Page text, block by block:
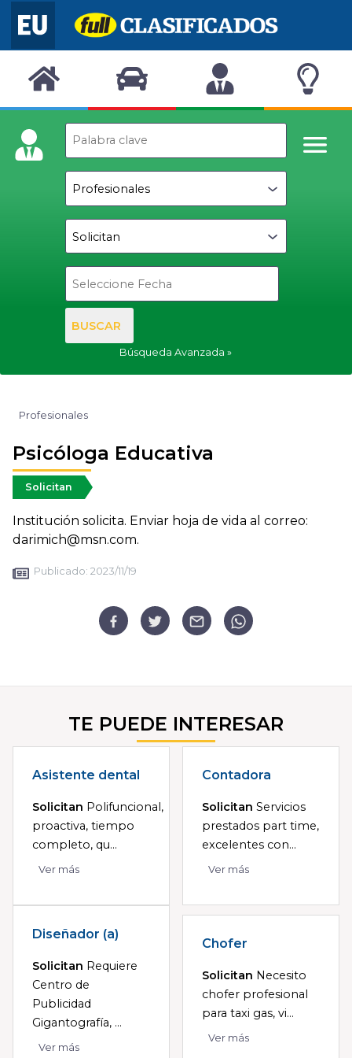
BUSCAR
Búsqueda Avanzada
Profesionales
Psicóloga Educativa
Solicitan
Institución solicita. Enviar hoja de vida al correo:
darimich@msn.com.
Publicado: 2023/11/19
TE PUEDE INTERESAR
Asistente dental
Solicitan Polifuncional,
proactiva, tiempo
completo, qu...
Ver más
Contadora
Solicitan Servicios
prestados part time,
excelentes con...
Ver más
Diseñador (a)
Solicitan Requiere
Centro de
Publicidad
Gigantografía, ...
Ver más
Chofer
Solicitan Necesito
chofer profesional
para taxi gas, vi...
Ver más